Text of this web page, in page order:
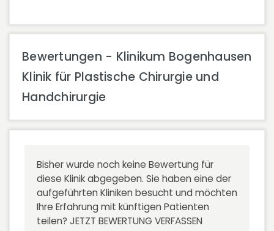
Bewertungen - Klinikum Bogenhausen
Klinik für Plastische Chirurgie und
Handchirurgie
Bisher wurde noch keine Bewertung für
diese Klinik abgegeben. Sie haben eine der
aufgeführten Kliniken besucht und möchten
Ihre Erfahrung mit künftigen Patienten
teilen? JETZT BEWERTUNG VERFASSEN